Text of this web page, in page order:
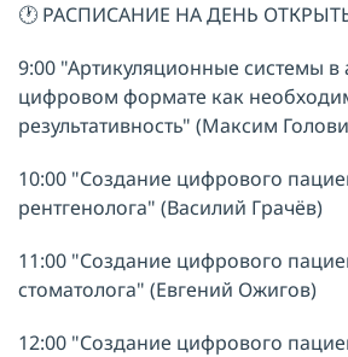
🕐 РАСПИСАНИЕ НА ДЕНЬ
9:00 "Артикуляционные системы в
цифровом формате как
результативность" (Максим
10:00 "Создание цифрового
рентгенолога" (Василий Грачёв)
11:00 "Создание цифрового
стоматолога" (Евгений Ожигов)
12:00 "Создание цифрового